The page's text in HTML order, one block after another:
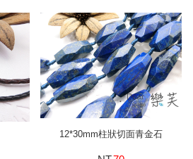
12*30mm柱狀切面青金石